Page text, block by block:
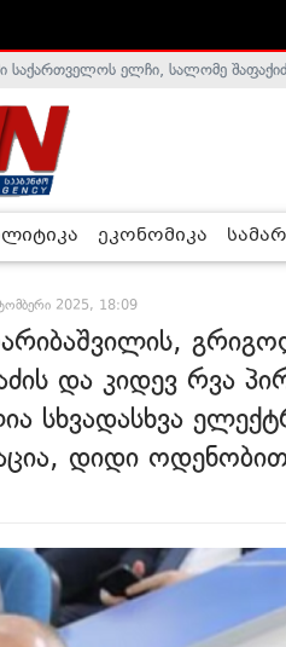
საქართველოს ელჩი, სალომე
ეკონომიკა
2025, 18:09
და კიდევ რვა
სხვადასხვა
დიდი